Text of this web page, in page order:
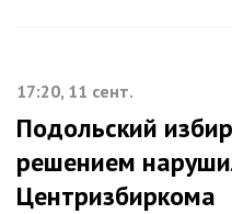
17:20, 11 сент.
Подольский
решением
Центризбиркома